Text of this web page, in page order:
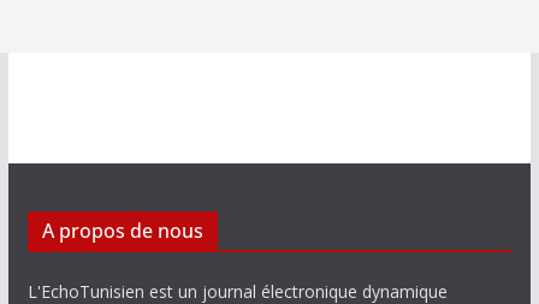
A propos de nous
L'EchoTunisien est un journal électronique dynamique